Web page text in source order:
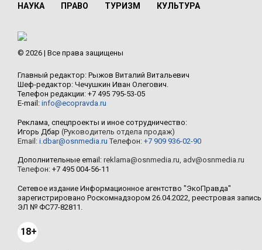
НАУКА ПРАВО ТУРИЗМ КУЛЬТУРА
© 2026 | Все права защищены
Главный редактор: Рыжов Виталий Витальевич
Шеф-редактор: Чечушкин Иван Олегович.
Телефон редакции: +7 495 795-53-05
E-mail: info@ecopravda.ru
Реклама, спецпроекты и иное сотрудничество:
Игорь Дбар (Руководитель отдела продаж)
Email: i.dbar@osnmedia.ru Телефон: +7 909 936-02-90
Дополнительные email: reklama@osnmedia.ru adv@osnmedia.ru
Телефон: +7 495 004-56-11
Сетевое издание Информационное агентство "ЭкоПравда"
зарегистрировано Роскомнадзором 26.04.2022, реестровая запись
ЭЛ № ФС77-82811.
18+